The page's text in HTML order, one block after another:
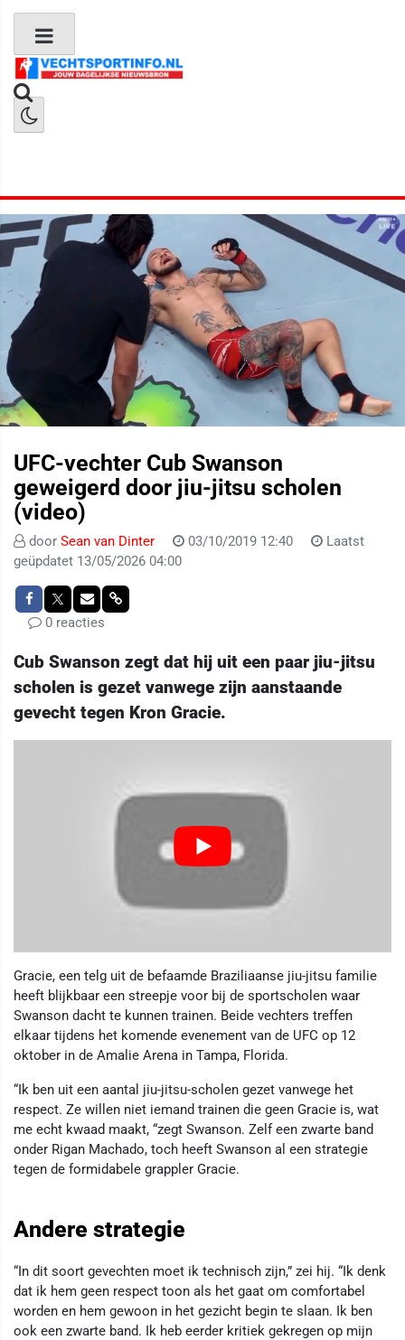
UFC-vechter Cub Swanson
geweigerd door jiu-jitsu scholen
(video)
door Sean van Dinter 03/10/2019 12:40
Laatst
geüpdatet 13/05/2026 04:00
0 reacties
Cub Swanson zegt dat hij uit een paar jiu-jitsu
scholen is gezet vanwege zijn aanstaande
gevecht tegen Kron Gracie.
Gracie, een telg uit de befaamde Braziliaanse jiu-jitsu familie
heeft blijkbaar een streepje voor bij de sportscholen waar
Swanson dacht te kunnen trainen. Beide vechters treffen
elkaar tijdens het komende evenement van de UFC op 12
oktober in de Amalie Arena in Tampa, Florida.
“Ik ben uit een aantal jiu-jitsu-scholen gezet vanwege het
respect. Ze willen niet iemand trainen die geen Gracie is, wat
me echt kwaad maakt, “zegt Swanson. Zelf een zwarte band
onder Rigan Machado, toch heeft Swanson al een strategie
tegen de formidabele grappler Gracie.
Andere strategie
“In dit soort gevechten moet ik technisch zijn,” zei hij. “Ik denk
dat ik hem geen respect toon als het gaat om comfortabel
worden en hem gewoon in het gezicht begin te slaan. Ik ben
ook een zwarte band. Ik heb eerder kritiek gekregen op mijn